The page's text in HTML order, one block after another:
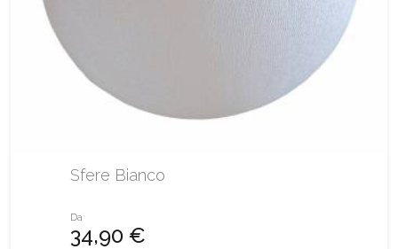
Sfere Bianco
Da
34,90 €